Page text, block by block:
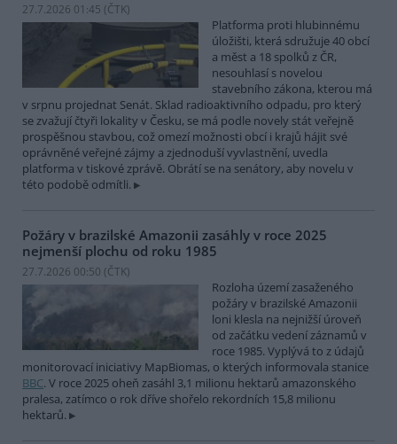
27.7.2026 01:45 (ČTK)
Platforma proti hlubinnému
úložišti, která sdružuje 40 obcí
a měst a 18 spolků z ČR,
nesouhlasí s novelou
stavebního zákona, kterou má
v srpnu projednat Senát. Sklad radioaktivního odpadu, pro který
se zvažují čtyři lokality v Česku, se má podle novely stát veřejně
prospěšnou stavbou, což omezí možnosti obcí i krajů hájit své
oprávněné veřejné zájmy a zjednoduší vyvlastnění, uvedla
platforma v tiskové zprávě. Obrátí se na senátory, aby novelu v
této podobě odmítli.
Požáry v brazilské Amazonii zasáhly v roce 2025
nejmenší plochu od roku 1985
27.7.2026 00:50 (ČTK)
Rozloha území zasaženého
požáry v brazilské Amazonii
loni klesla na nejnižší úroveň
od začátku vedení záznamů v
roce 1985. Vyplývá to z údajů
monitorovací iniciativy MapBiomas, o kterých informovala stanice
BBC. V roce 2025 oheň zasáhl 3,1 milionu hektarů amazonského
pralesa, zatímco o rok dříve shořelo rekordních 15,8 milionu
hektarů.